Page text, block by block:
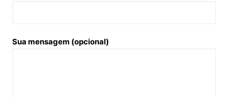
Sua mensagem (opcional)